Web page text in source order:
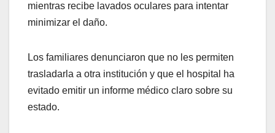
mientras recibe lavados oculares para intentar
minimizar el daño.
Los familiares denunciaron que no les permiten
trasladarla a otra institución y que el hospital ha
evitado emitir un informe médico claro sobre su
estado.